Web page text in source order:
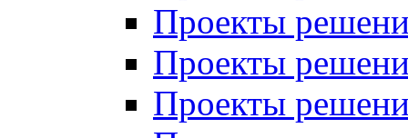
Проекты
Проекты
Проекты